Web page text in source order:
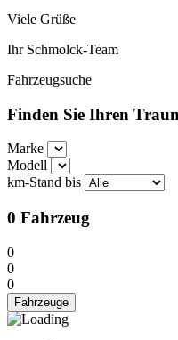
Viele Grüße
Ihr Schmolck-Team
Fahrzeugsuche
Finden Sie Ihren
Marke
Modell
km-Stand bis
0 Fahrzeug
0
0
0
Fahrzeuge